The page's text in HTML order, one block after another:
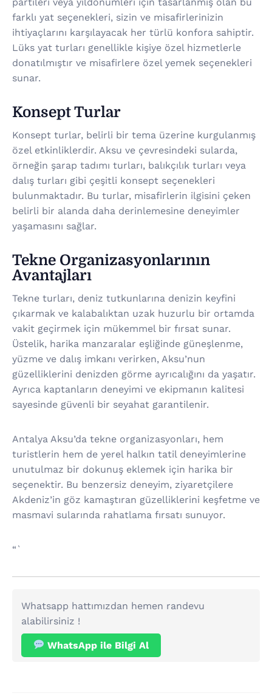
farklı yat seçenekleri, sizin ve misafirlerinizin
ihtiyaçlarını karşılayacak her türlü konfora sahiptir.
Lüks yat turları genellikle kişiye özel hizmetlerle
donatılmıştır ve misafirlere özel yemek seçenekleri
sunar.
Konsept Turlar
Konsept turlar, belirli bir tema üzerine kurgulanmış
özel etkinliklerdir. Aksu ve çevresindeki sularda,
örneğin şarap tadımı turları, balıkçılık turları veya
dalış turları gibi çeşitli konsept seçenekleri
bulunmaktadır. Bu turlar, misafirlerin ilgisini çeken
belirli bir alanda daha derinlemesine deneyimler
yaşamasını sağlar.
Tekne Organizasyonlarının
Avantajları
Tekne turları, deniz tutkunlarına denizin keyfini
çıkarmak ve kalabalıktan uzak huzurlu bir ortamda
vakit geçirmek için mükemmel bir fırsat sunar.
Üstelik, harika manzaralar eşliğinde güneşlenme,
yüzme ve dalış imkanı verirken, Aksu’nun
güzelliklerini denizden görme ayrıcalığını da yaşatır.
Ayrıca kaptanların deneyimi ve ekipmanın kalitesi
sayesinde güvenli bir seyahat garantilenir.
Antalya Aksu’da tekne organizasyonları, hem
turistlerin hem de yerel halkın tatil deneyimlerine
unutulmaz bir dokunuş eklemek için harika bir
seçenektir. Bu benzersiz deneyim, ziyaretçilere
Akdeniz’in göz kamaştıran güzelliklerini keşfetme ve
masmavi sularında rahatlama fırsatı sunuyor.
“`
Whatsapp hattımızdan hemen randevu
alabilirsiniz !
WhatsApp ile Bilgi Al